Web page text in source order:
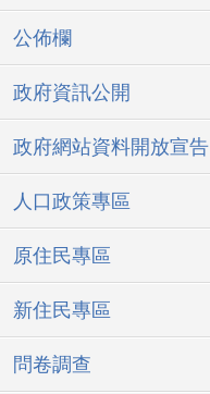
公佈欄
政府資訊公開
政府網站資料開放宣告
人口政策專區
原住民專區
新住民專區
問卷調查